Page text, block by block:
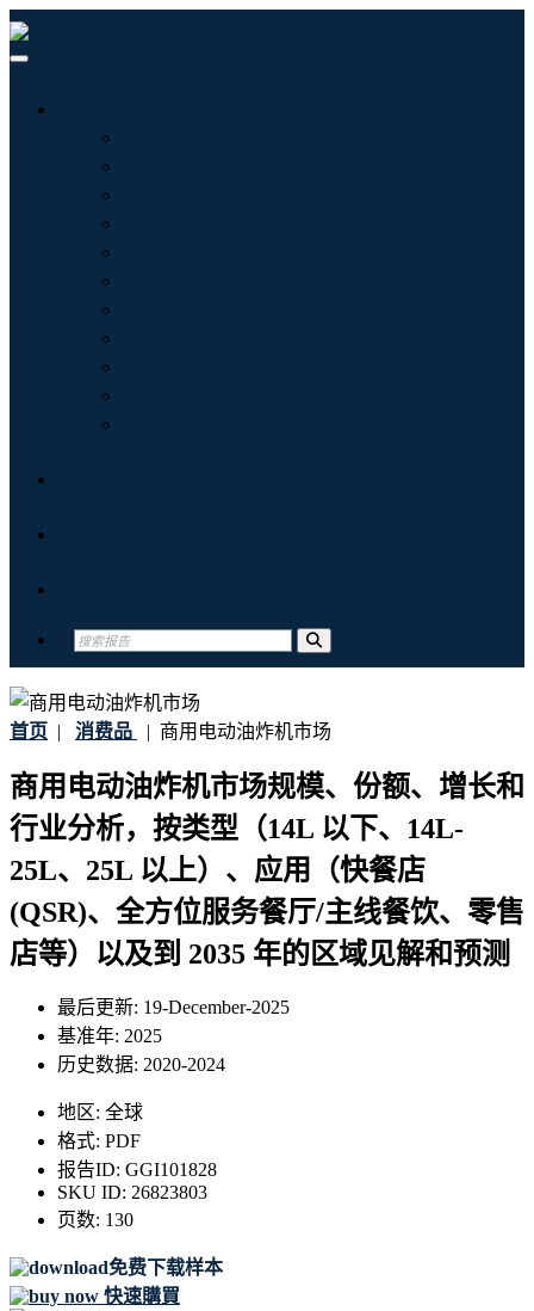
首页 | 消费品 | 商用电动油炸机市场
商用电动油炸机市场规模、份额、增长和
行业分析，按类型（14L 以下、14L-
25L、25L 以上）、应用（快餐店
(QSR)、全方位服务餐厅/主线餐饮、零售
店等）以及到 2035 年的区域见解和预测
最后更新: 19-December-2025
基准年: 2025
历史数据: 2020-2024
地区: 全球
格式: PDF
报告ID: GGI101828
SKU ID: 26823803
页数: 130
免费下载样本
快速購買